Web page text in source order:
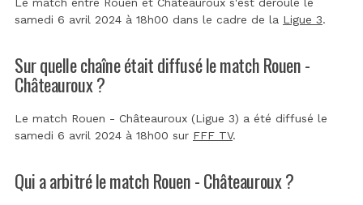
samedi 6 avril 2024 à 18h00 dans le cadre de la Ligue 3.
Sur quelle chaîne était diffusé le match Rouen -
Châteauroux ?
Le match Rouen - Châteauroux (Ligue 3) a été diffusé le
samedi 6 avril 2024 à 18h00 sur FFF TV.
Qui a arbitré le match Rouen - Châteauroux ?